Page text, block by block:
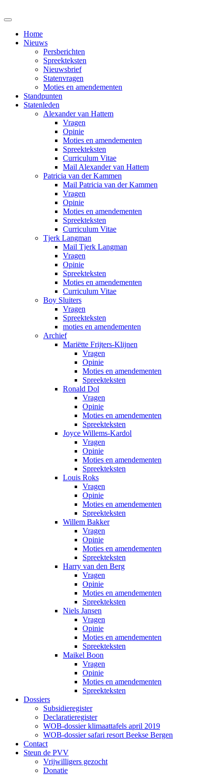
Home
Nieuws
Persberichten
Spreekteksten
Nieuwsbrief
Statenvragen
Moties en amendementen
Standpunten
Statenleden
Alexander van Hattem
Vragen
Opinie
Moties en amendementen
Spreekteksten
Curriculum Vitae
Mail Alexander van Hattem
Patricia van der Kammen
Mail Patricia van der Kammen
Vragen
Opinie
Moties en amendementen
Spreekteksten
Curriculum Vitae
Tjerk Langman
Mail Tjerk Langman
Vragen
Opinie
Spreekteksten
Moties en amendementen
Curriculum Vitae
Boy Sluiters
Vragen
Spreekteksten
moties en amendementen
Archief
Mariëtte Frijters-Klijnen
Vragen
Opinie
Moties en amendementen
Spreekteksten
Ronald Dol
Vragen
Opinie
Moties en amendementen
Spreekteksten
Joyce Willems-Kardol
Vragen
Opinie
Moties en amendementen
Spreekteksten
Louis Roks
Vragen
Opinie
Moties en amendementen
Spreekteksten
Willem Bakker
Vragen
Opinie
Moties en amendementen
Spreekteksten
Harry van den Berg
Vragen
Opinie
Moties en amendementen
Spreekteksten
Niels Jansen
Vragen
Opinie
Moties en amendementen
Spreekteksten
Maikel Boon
Vragen
Opinie
Moties en amendementen
Spreekteksten
Dossiers
Subsidieregister
Declaratieregister
WOB-dossier klimaattafels april 2019
WOB-dossier safari resort Beekse Bergen
Contact
Steun de PVV
Vrijwilligers gezocht
Donatie